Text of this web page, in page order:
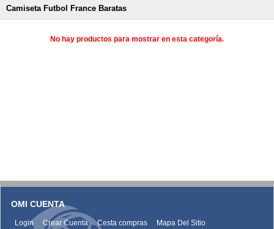
Camiseta Futbol France Baratas
No hay productos para mostrar en esta categoría.
OMI CUENTA
Login Crear Cuenta Cesta compras Mapa Del Sitio